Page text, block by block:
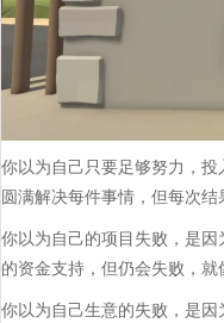
你以为自己只要足够努力，
圆满解决每件事情，但每次结
你以为自己的项目失败，是
的资金支持，但仍会失败，就
你以为自己生意的失败，是